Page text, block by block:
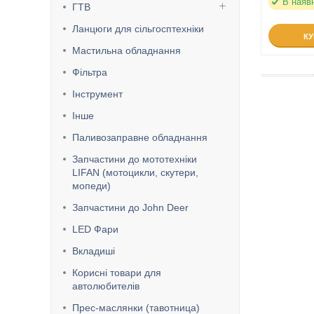
ГТВ
Ланцюги для сільгосптехніки
Мастильна обладнання
Фільтра
Інструмент
Інше
Паливозаправне обладнання
Запчастини до мототехніки
LIFAN (мотоцикли, скутери,
мопеди)
Запчастини до John Deer
LED Фари
Вкладиші
Корисні товари для
автолюбителів
Прес-маслянки (тавотница)